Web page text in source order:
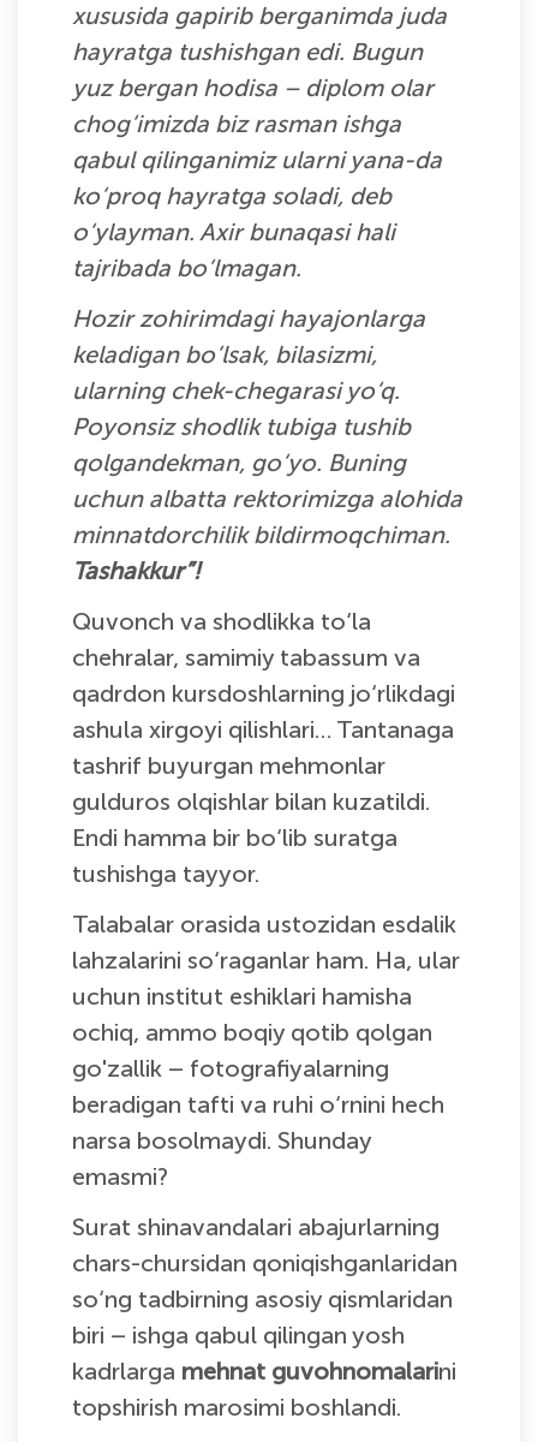
xususida gapirib berganimda juda
hayratga tushishgan edi. Bugun
yuz bergan hodisa – diplom olar
chog‘imizda biz rasman ishga
qabul qilinganimiz ularni yana-da
ko‘proq hayratga soladi, deb
o‘ylayman. Axir bunaqasi hali
tajribada bo‘lmagan.
Hozir zohirimdagi hayajonlarga
keladigan bo‘lsak, bilasizmi,
ularning chek-chegarasi yo‘q.
Poyonsiz shodlik tubiga tushib
qolgandekman, go‘yo. Buning
uchun albatta rektorimizga alohida
minnatdorchilik bildirmoqchiman.
Tashakkur”!
Quvonch va shodlikka to‘la
chehralar, samimiy tabassum va
qadrdon kursdoshlarning jo‘rlikdagi
ashula xirgoyi qilishlari… Tantanaga
tashrif buyurgan mehmonlar
gulduros olqishlar bilan kuzatildi.
Endi hamma bir bo‘lib suratga
tushishga tayyor.
Talabalar orasida ustozidan esdalik
lahzalarini so‘raganlar ham. Ha, ular
uchun institut eshiklari hamisha
ochiq, ammo boqiy qotib qolgan
go'zallik ­­– fotografiyalarning
beradigan tafti va ruhi o‘rnini hech
narsa bosolmaydi. Shunday
emasmi?
Surat shinavandalari abajurlarning
chars-chursidan qoniqishganlaridan
so‘ng tadbirning asosiy qismlaridan
biri – ishga qabul qilingan yosh
kadrlarga mehnat guvohnomalarini
topshirish marosimi boshlandi.